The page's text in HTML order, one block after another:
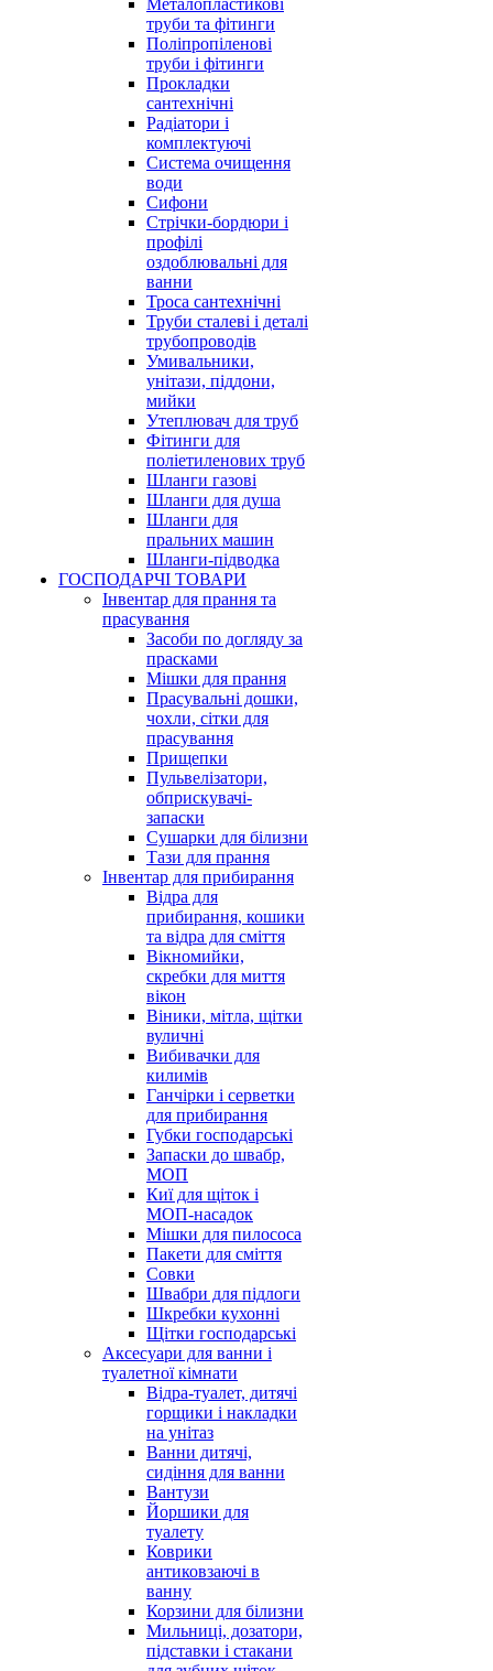
Металопластикові
труби та фітинги
Поліпропіленові
труби і фітинги
Прокладки
сантехнічні
Радіатори і
комплектуючі
Система очищення
води
Сифони
Стрічки-бордюри і
профілі
оздоблювальні для
ванни
Троса сантехнічні
Труби сталеві і деталі
трубопроводів
Умивальники,
унітази, піддони,
мийки
Утеплювач для труб
Фітинги для
поліетиленових труб
Шланги газові
Шланги для душа
Шланги для
пральних машин
Шланги-підводка
ГОСПОДАРЧІ ТОВАРИ
Інвентар для прання та
прасування
Засоби по догляду за
прасками
Мішки для прання
Прасувальні дошки,
чохли, сітки для
прасування
Прищепки
Пульвелізатори,
обприскувачі-
запаски
Сушарки для білизни
Тази для прання
Інвентар для прибирання
Відра для
прибирання, кошики
та відра для сміття
Вікномийки,
скребки для миття
вікон
Віники, мітла, щітки
вуличні
Вибивачки для
килимів
Ганчірки і серветки
для прибирання
Губки господарські
Запаски до швабр,
МОП
Киї для щіток і
МОП-насадок
Мішки для пилососа
Пакети для сміття
Совки
Швабри для підлоги
Шкребки кухонні
Щітки господарські
Аксесуари для ванни і
туалетної кімнати
Відра-туалет, дитячі
горщики і накладки
на унітаз
Ванни дитячі,
сидіння для ванни
Вантузи
Йоршики для
туалету
Коврики
антиковзаючі в
ванну
Корзини для білизни
Мильниці, дозатори,
підставки і стакани